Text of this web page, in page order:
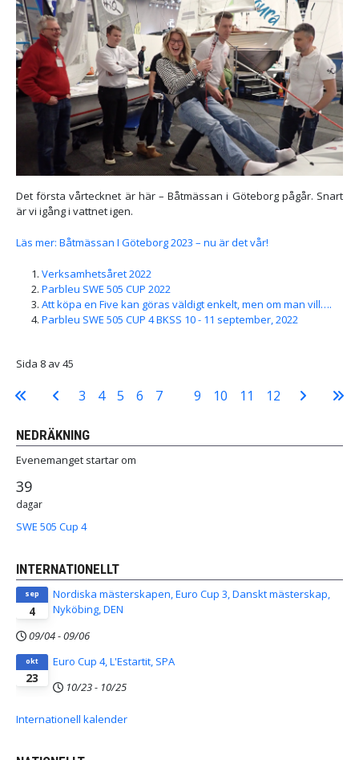
Det första vårtecknet är här – Båtmässan i Göteborg pågår. Snart
är vi igång i vattnet igen.
Läs mer: Båtmässan I Göteborg 2023 – nu är det vår!
Verksamhetsåret 2022
Parbleu SWE 505 CUP 2022
Att köpa en Five kan göras väldigt enkelt, men om man vill….
Parbleu SWE 505 CUP 4 BKSS 10 - 11 september, 2022
Sida 8 av 45
3 4 5 6 7 9 10 11 12
NEDRÄKNING
Evenemanget startar om
39
dagar
SWE 505 Cup 4
INTERNATIONELLT
4
sep
Nordiska mästerskapen, Euro Cup 3, Danskt mästerskap,
Nyköbing, DEN
09/04-09/06
23
okt
Euro Cup 4, L'Estartit, SPA
10/23- 10/25
Internationell kalender